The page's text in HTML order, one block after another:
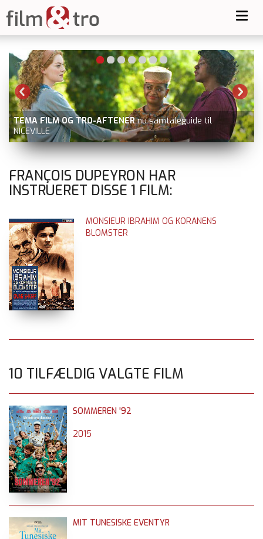
TEMA FILM OG TRO-AFTENER nu samtaleguide til
NICEVILLE
FRANÇOIS DUPEYRON HAR
INSTRUERET DISSE 1 FILM:
MONSIEUR IBRAHIM OG KORANENS
BLOMSTER
10 TILFÆLDIG VALGTE FILM
SOMMEREN '92
2015
MIT TUNESISKE EVENTYR